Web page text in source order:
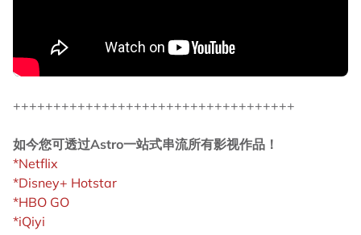
+++++++++++++++++++++++++++++++++++
如今您可透过Astro一站式串流所有影视作品！
*Netflix
*Disney+ Hotstar
*HBO GO
*iQiyi